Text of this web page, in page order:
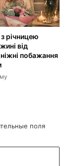
річницею
від
побажання
поля